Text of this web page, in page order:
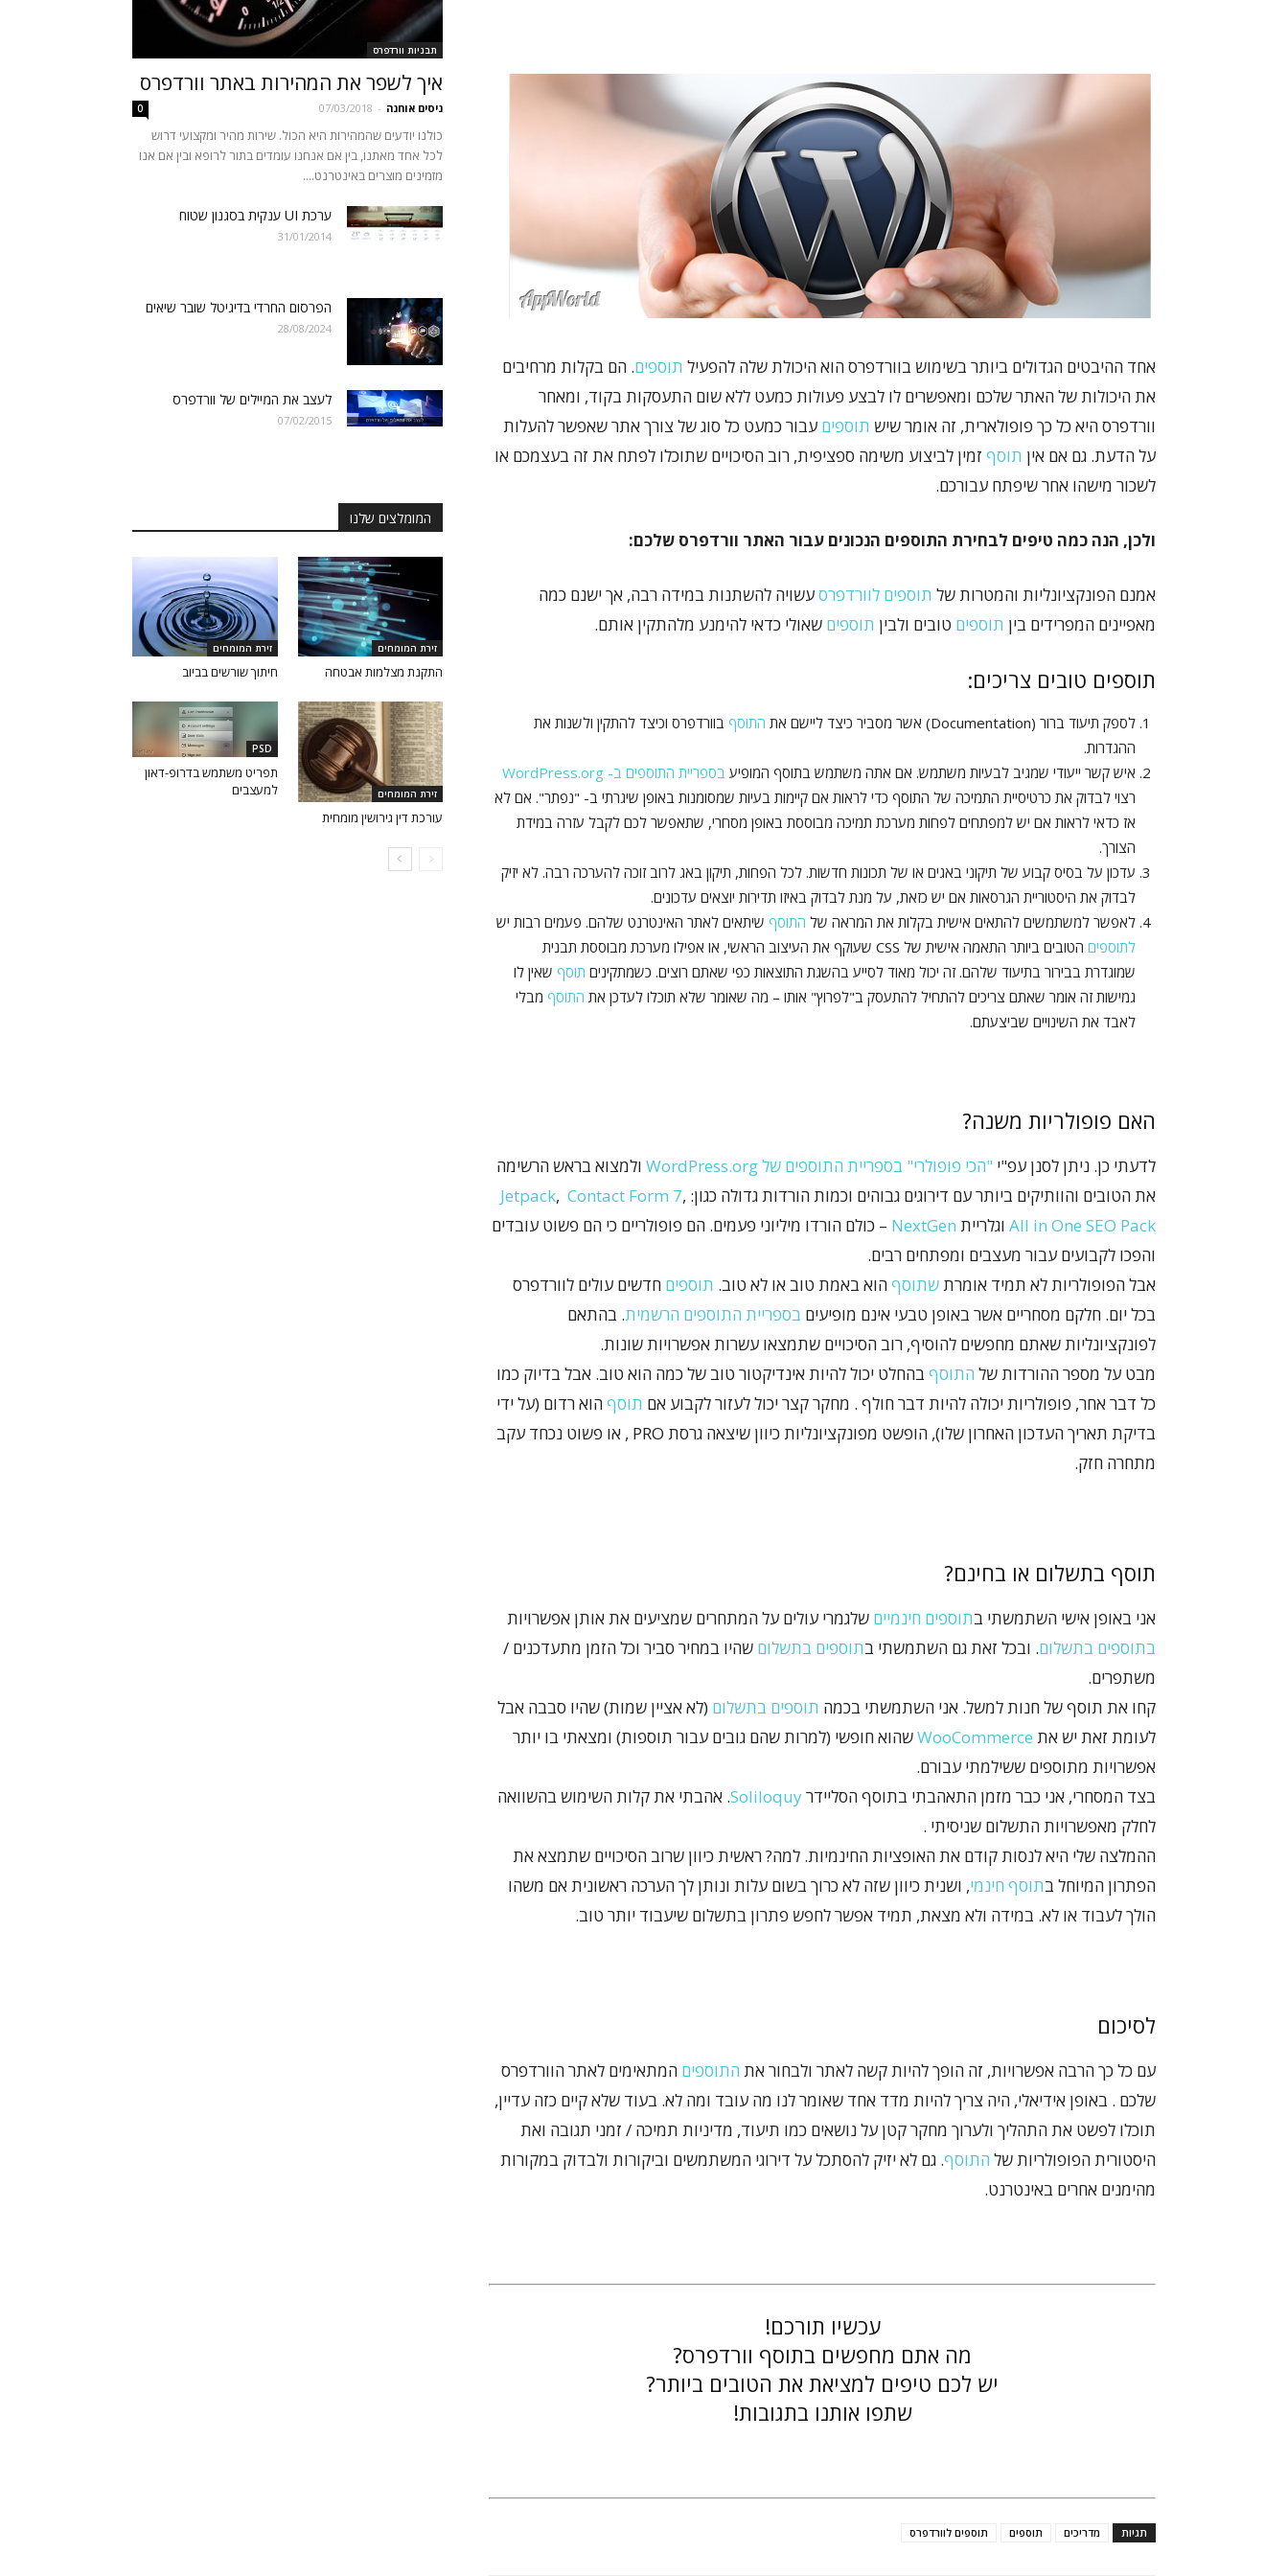
אחד ההיבטים הגדולים ביותר בשימוש בוורדפרס הוא היכולת שלה להפעיל תוספים. הם בקלות מרחיבים
את היכולות של האתר שלכם ומאפשרים לו לבצע פעולות כמעט ללא שום התעסקות בקוד, ומאחר
וורדפרס היא כל כך פופולארית, זה אומר שיש תוספים עבור כמעט כל סוג של צורך אתר שאפשר להעלות
על הדעת. גם אם אין תוסף זמין לביצוע משימה ספציפית, רוב הסיכויים שתוכלו לפתח את זה בעצמכם או
לשכור מישהו אחר שיפתח עבורכם.
ולכן, הנה כמה טיפים לבחירת התוספים הנכונים עבור האתר וורדפרס שלכם:
אמנם הפונקציונליות והמטרות של תוספים לוורדפרסעשויה להשתנות במידה רבה, אך ישנם כמה
מאפיינים המפרידים בין תוספים טובים ולבין תוספים שאולי כדאי להימנע מלהתקין אותם.
תוספים טובים צריכים:
לספק תיעוד ברור (Documentation) אשר מסביר כיצד ליישם את התוסף בוורדפרס וכיצד להתקין ולשנות את
ההגדרות.
איש קשר ייעודי שמגיב לבעיות משתמש. אם אתה משתמש בתוסף המופיע בספריית התוספים ב- WordPress.org
רצוי לבדוק את כרטיסיית התמיכה של התוסף כדי לראות אם קיימות בעיות שמסומנות באופן שיגרתי ב- "נפתר". אם לא
אז כדאי לראות אם יש למפתחים לפחות מערכת תמיכה מבוססת באופן מסחרי, שתאפשר לכם לקבל עזרה במידת
הצורך.
עדכון על בסיס קבוע של תיקוני באגים או של תכונות חדשות. לכל הפחות, תיקון באג לרוב זוכה להערכה רבה. לא יזיק
לבדוק את היסטוריית הגרסאות אם יש כזאת, על מנת לבדוק באיזו תדירות יוצאים עדכונים.
לאפשר למשתמשים להתאים אישית בקלות את המראה של התוסף שיתאים לאתר האינטרנט שלהם. פעמים רבות יש
לתוספים
הטובים ביותר התאמה אישית של CSS שעוקף את העיצוב הראשי, או אפילו מערכת מבוססת תבנית
שמוגדרת בבירור בתיעוד שלהם. זה יכול מאוד לסייע בהשגת התוצאות כפי שאתם רוצים. כשמתקינים תוסף שאין לו
גמישות זה אומר שאתם צריכים להתחיל להתעסק ב"לפרוץ" אותו – מה שאומר שלא תוכלו לעדכן את התוסף מבלי
לאבד את השינויים שביצעתם.
האם פופולריות משנה?
לדעתי כן. ניתן לסנן עפ"י "הכי פופולרי" בספריית התוספים של WordPress.org
ולמצוא בראש הרשימה
את הטובים והוותיקים ביותר עם דירוגים גבוהים וכמות הורדות גדולה כגון:
Jetpack, Contact Form 7,
All in One SEO Pack וגלריית NextGen – כולם הורדו מיליוני פעמים. הם פופולריים כי הם פשוט עובדים
והפכו לקבועים עבור מעצבים ומפתחים רבים.
אבל הפופולריות לא תמיד אומרתשתוסףהוא באמת טוב או לא טוב. תוספים חדשים עולים לוורדפרס
בכל יום. חלקם מסחריים אשר באופן טבעי אינם מופיעים בספריית התוספים הרשמית. בהתאם
לפונקציונליות שאתם מחפשים להוסיף, רוב הסיכויים שתמצאו עשרות אפשרויות שונות.
מבט על מספר ההורדות של התוסף בהחלט יכול להיות אינדיקטור טוב של כמה הוא טוב. אבל בדיוק כמו
כל דבר אחר, פופולריות יכולה להיות דבר חולף . מחקר קצר יכול לעזור לקבוע אם תוסףהוא רדום (על ידי
בדיקת תאריך העדכון האחרון שלו), הופשט מפונקציונליות כיוון שיצאה גרסת PRO , או פשוט נכחד עקב
מתחרה חזק.
תוסף בתשלום או בחינם?
אני באופן אישי השתמשתי בתוספים חינמיים שלגמרי עולים על המתחרים שמציעים את אותן אפשרויות
בתוספים בתשלום. ובכל זאת גם השתמשתי בתוספים בתשלום שהיו במחיר סביר וכל הזמן מתעדכנים /
משתפרים.
קחו את תוסף של חנות למשל. אני השתמשתי בכמה תוספים בתשלום (לא אציין שמות) שהיו סבבה אבל
לעומת זאת יש את WooCommerceשהוא חופשי (למרות שהם גובים עבור תוספות) ומצאתי בו יותר
אפשרויות מתוספים ששילמתי עבורם.
בצד המסחרי, אני כבר מזמן התאהבתי בתוסף הסליידרSoliloquy. אהבתי את קלות השימוש בהשוואה
לחלק מאפשרויות התשלום שניסיתי .
ההמלצה שלי היא לנסות קודם את האופציות החינמיות. למה? ראשית כיוון שרוב הסיכויים שתמצא את
הפתרון המיוחל בתוסף חינמי, ושנית כיוון שזה לא כרוך בשום עלות ונותן לך הערכה ראשונית אם משהו
הולך לעבוד או לא. במידה ולא מצאת, תמיד אפשר לחפש פתרון בתשלום שיעבוד יותר טוב.
לסיכום
עם כל כך הרבה אפשרויות, זה הופך להיות קשה לאתר ולבחור את התוספים המתאימים לאתר הוורדפרס
שלכם . באופן אידיאלי, היה צריך להיות מדד אחד שאומר לנו מה עובד ומה לא. בעוד שלא קיים כזה עדיין,
תוכלו לפשט את התהליך ולערוך מחקר קטן על נושאים כמו תיעוד, מדיניות תמיכה / זמני תגובה ואת
היסטורית הפופולריות של התוסף. גם לא יזיק להסתכל על דירוגי המשתמשים וביקורות ולבדוק במקורות
מהימנים אחרים באינטרנט.
עכשיו תורכם!
מה אתם מחפשים בתוסף וורדפרס?
יש לכם טיפים למציאת את הטובים ביותר?
שתפו אותנו בתגובות!
תגיות מדריכים תוספים תוספים לוורדפרס
תבניות וורדפרס
איך לשפר את המהירות באתר וורדפרס
ניסים אוחנה -
07/03/2018
0
כולנו יודעים שהמהירות היא הכול. שירות מהיר ומקצועי דרוש
לכל אחד מאתנו, בין אם אנחנו עומדים בתור לרופא ובין אם אנו
מזמינים מוצרים באינטרנט....
ערכת UI ענקית בסגנון שטוח
31/01/2014
הפרסום החרדי בדיגיטל שובר שיאים
28/08/2024
לעצב את המיילים של וורדפרס
07/02/2015
המומלצים שלנו
זירת המומחים
התקנת מצלמות אבטחה
זירת המומחים
חיתוך שורשים בביוב
זירת המומחים
עורכת דין גירושין מומחית
PSD
תפריט משתמש בדרופ-דאון
למעצבים